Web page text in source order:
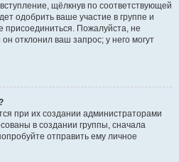
щёлкнув по соответствующей
одобрить ваше участие в группе и
присоединиться. Пожалуйста, не
отклонил ваш запрос; у него могут
при их создании администраторами
в создании группы, сначала
отправить ему личное